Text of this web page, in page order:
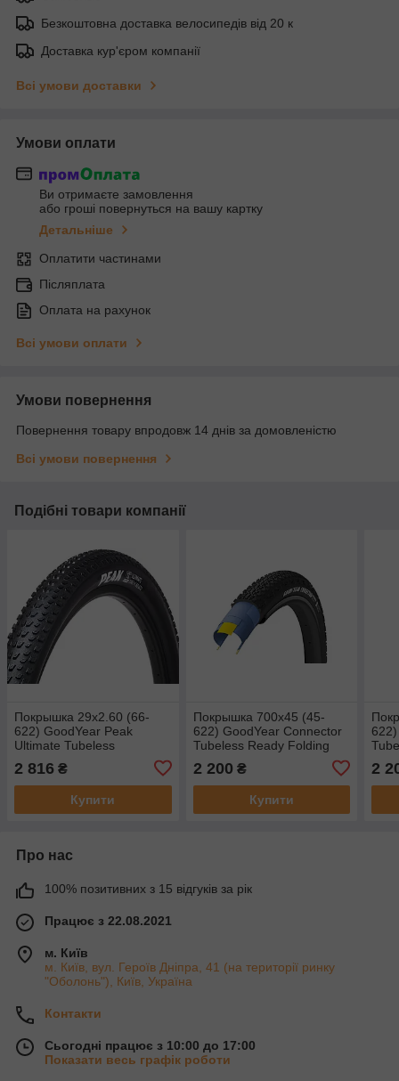
Безкоштовна доставка велосипедів від 20 к
Доставка кур'єром компанії
Всі умови доставки
Умови оплати
Ви отримаєте замовлення
або гроші повернуться на вашу картку
Детальніше
Оплатити частинами
Післяплата
Оплата на рахунок
Всі умови оплати
Умови повернення
Повернення товару впродовж 14 днів за домовленістю
Всі умови повернення
Подібні товари компанії
Покрышка 29x2.60 (66-
622) GoodYear Peak
Ultimate Tubeless
Complete Tubeless folding,
black, 120tpi
2 816 ₴
Купити
Покрышка 700x45 (45-
622) GoodYear Connector
Tubeless Ready Folding
2 200 ₴
Купити
2
Про нас
100% позитивних з 15 відгуків за рік
Працює з 22.08.2021
м. Київ
м. Київ, вул. Героїв Дніпра, 41 (на території ринку
"Оболонь"), Київ, Україна
Контакти
Сьогодні працює з 10:00 до 17:00
Показати весь графік роботи